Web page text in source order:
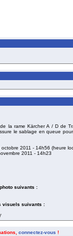
la rame Kärcher A / D de
le sablage en queue
2011 - 14h56 (heure
2011 - 14h23
suivants :
visuels suivants :
connectez-vous !